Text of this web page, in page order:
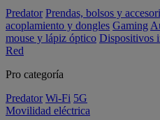
Predator Prendas, bolsos y
acoplamiento y dongles Gaming
mouse y lápiz óptico Dispositivos
Red
Pro categoría
Predator Wi-Fi 5G
Movilidad eléctrica